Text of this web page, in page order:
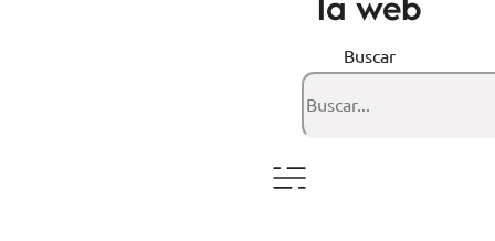
Buscar